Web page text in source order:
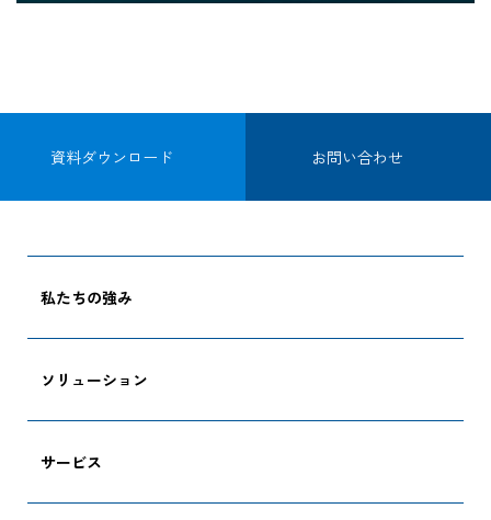
資料ダウンロード お問い合わせ
私たちの強み
ソリューション
サービス